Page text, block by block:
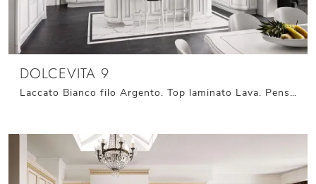
DOLCEVITA 9
Laccato Bianco filo Argento. Top laminato Lava. Pensili con telaio vetro effetto acqua. Top in laminato Lava. Maniglie finitura Cromo lucido con ...